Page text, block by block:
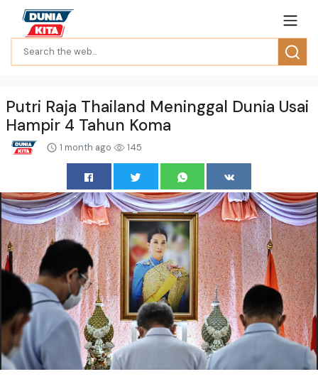
Putri Raja Thailand Meninggal Dunia Usai
Hampir 4 Tahun Koma
1 month ago 145